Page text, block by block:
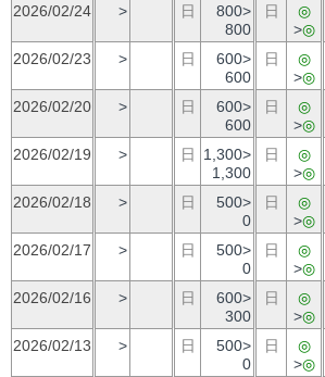
2026/02/24
> 日
800>
800
日
◎
>◎
2026/02/23
> 日
600>
600
日
◎
>◎
2026/02/20
> 日
600>
600
日
◎
>◎
2026/02/19
> 日
1,300>
1,300
日
◎
>◎
2026/02/18
> 日
500>
0
日
◎
>◎
2026/02/17
> 日
500>
0
日
◎
>◎
2026/02/16
> 日
600>
300
日
◎
>◎
2026/02/13
> 日
500>
0
日
◎
>◎